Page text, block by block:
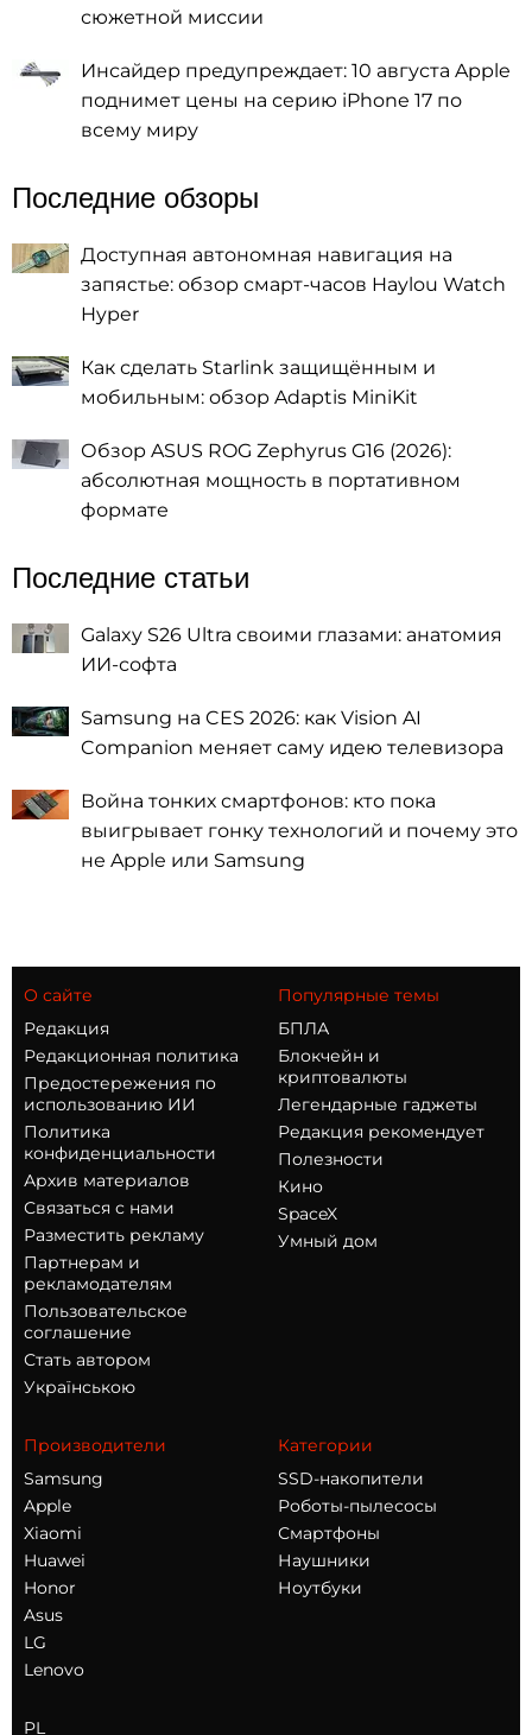
сюжетной миссии
Инсайдер предупреждает: 10 августа Apple
поднимет цены на серию iPhone 17 по
всему миру
Последние обзоры
Доступная автономная навигация на
запястье: обзор смарт-часов Haylou Watch
Hyper
Как сделать Starlink защищённым и
мобильным: обзор Adaptis MiniKit
Обзор ASUS ROG Zephyrus G16 (2026):
абсолютная мощность в портативном
формате
Последние статьи
Galaxy S26 Ultra своими глазами: анатомия
ИИ-софта
Samsung на CES 2026: как Vision AI
Companion меняет саму идею телевизора
Война тонких смартфонов: кто пока
выигрывает гонку технологий и почему это
не Apple или Samsung
О сайте
Редакция
Редакционная политика
Предостережения по
использованию ИИ
Политика
конфиденциальности
Архив материалов
Связаться с нами
Разместить рекламу
Партнерам и
рекламодателям
Пользовательское
соглашение
Стать автором
Українською
Популярные темы
БПЛА
Блокчейн и
криптовалюты
Легендарные гаджеты
Редакция рекомендует
Полезности
Кино
SpaceX
Умный дом
Производители
Samsung
Apple
Xiaomi
Huawei
Honor
Asus
LG
Lenovo
Категории
SSD-накопители
Роботы-пылесосы
Смартфоны
Наушники
Ноутбуки
PL